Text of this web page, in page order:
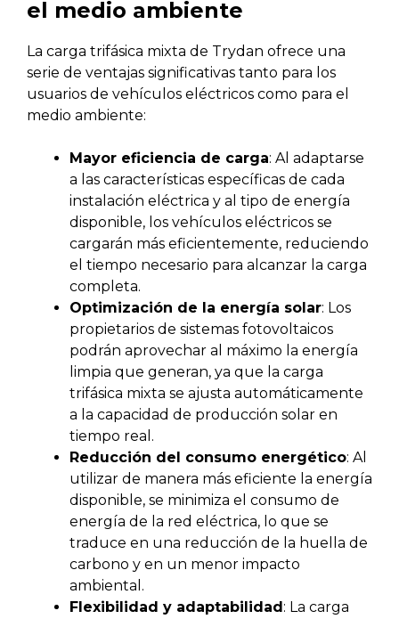
el medio ambiente
La carga trifásica mixta de Trydan ofrece una
serie de ventajas significativas tanto para los
usuarios de vehículos eléctricos como para el
medio ambiente:
Mayor eficiencia de carga: Al adaptarse
a las características específicas de cada
instalación eléctrica y al tipo de energía
disponible, los vehículos eléctricos se
cargarán más eficientemente, reduciendo
el tiempo necesario para alcanzar la carga
completa.
Optimización de la energía solar: Los
propietarios de sistemas fotovoltaicos
podrán aprovechar al máximo la energía
limpia que generan, ya que la carga
trifásica mixta se ajusta automáticamente
a la capacidad de producción solar en
tiempo real.
Reducción del consumo energético: Al
utilizar de manera más eficiente la energía
disponible, se minimiza el consumo de
energía de la red eléctrica, lo que se
traduce en una reducción de la huella de
carbono y en un menor impacto
ambiental.
Flexibilidad y adaptabilidad: La carga